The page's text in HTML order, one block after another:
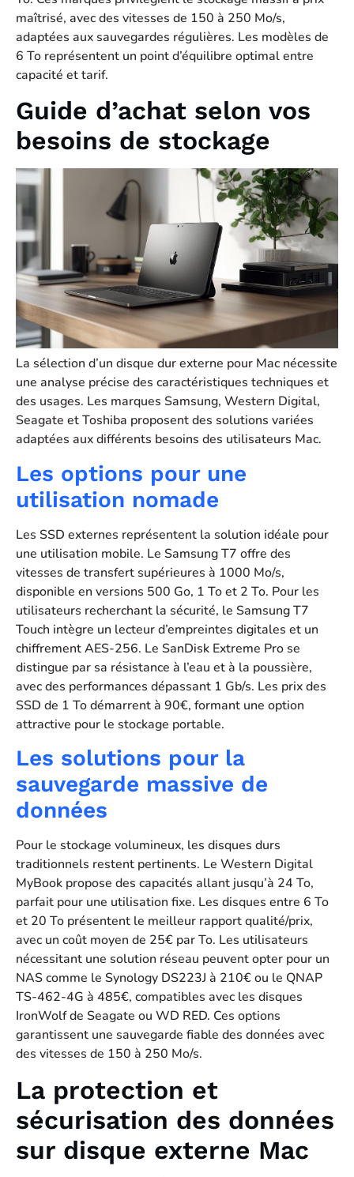
maîtrisé, avec des vitesses de 150 à 250 Mo/s,
adaptées aux sauvegardes régulières. Les modèles de
6 To représentent un point d’équilibre optimal entre
capacité et tarif.
Guide d’achat selon vos
besoins de stockage
La sélection d’un disque dur externe pour Mac nécessite
une analyse précise des caractéristiques techniques et
des usages. Les marques Samsung, Western Digital,
Seagate et Toshiba proposent des solutions variées
adaptées aux différents besoins des utilisateurs Mac.
Les options pour une
utilisation nomade
Les SSD externes représentent la solution idéale pour
une utilisation mobile. Le Samsung T7 offre des
vitesses de transfert supérieures à 1000 Mo/s,
disponible en versions 500 Go, 1 To et 2 To. Pour les
utilisateurs recherchant la sécurité, le Samsung T7
Touch intègre un lecteur d’empreintes digitales et un
chiffrement AES-256. Le SanDisk Extreme Pro se
distingue par sa résistance à l’eau et à la poussière,
avec des performances dépassant 1 Gb/s. Les prix des
SSD de 1 To démarrent à 90€, formant une option
attractive pour le stockage portable.
Les solutions pour la
sauvegarde massive de
données
Pour le stockage volumineux, les disques durs
traditionnels restent pertinents. Le Western Digital
MyBook propose des capacités allant jusqu’à 24 To,
parfait pour une utilisation fixe. Les disques entre 6 To
et 20 To présentent le meilleur rapport qualité/prix,
avec un coût moyen de 25€ par To. Les utilisateurs
nécessitant une solution réseau peuvent opter pour un
NAS comme le Synology DS223J à 210€ ou le QNAP
TS-462-4G à 485€, compatibles avec les disques
IronWolf de Seagate ou WD RED. Ces options
garantissent une sauvegarde fiable des données avec
des vitesses de 150 à 250 Mo/s.
La protection et
sécurisation des données
sur disque externe Mac